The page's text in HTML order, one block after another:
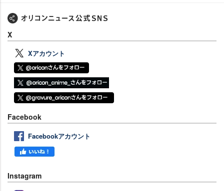
X
Xアカウント
Facebook
Facebookアカウント
Instagram